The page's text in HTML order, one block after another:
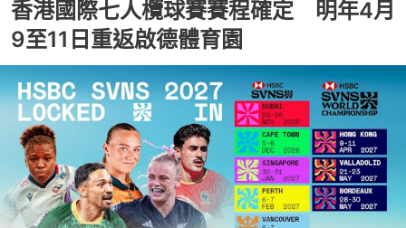
香港國際七人欖球賽賽程確定 明年4月
9至11日重返啟德體育園